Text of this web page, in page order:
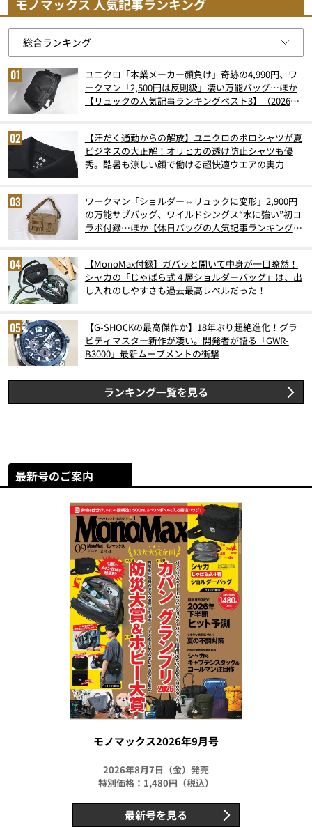
モノマックス 人気記事ランキング
ユニクロ「本業メーカー顔負け」奇跡の4,990円、ワ
ークマン「2,500円は反則級」凄い万能バッグ…ほか
【リュックの人気記事ランキングベスト3】（2026年
【汗だく通勤からの解放】ユニクロのポロシャツが夏
ビジネスの大正解！オリヒカの透け防止シャツも優
秀。酷暑も涼しい顔で働ける超快適ウエアの実力
ワークマン「ショルダー⇔リュックに変形」2,900円
の万能サブバッグ、ワイルドシングス“水に強い”初コ
ラボ付録…ほか【休日バッグの人気記事ランキングベ
【MonoMax付録】ガバッと開いて中身が一目瞭然！
シャカの「じゃばら式４層ショルダーバッグ」は、出
し入れのしやすさも過去最高レベルだった！
【G-SHOCKの最高傑作か】18年ぶり超絶進化！グラ
ビティマスター新作が凄い。開発者が語る「GWR-
B3000」最新ムーブメントの衝撃
ランキング一覧を見る
最新号のご案内
モノマックス2026年9月号
2026年8月7日（金）発売
特別価格：1,480円（税込）
最新号を見る